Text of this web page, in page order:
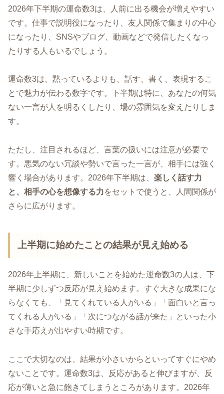
2026年下半期の運命数3は、人前に出る機会が増えやすい
です。仕事で説明役になったり、友人関係で集まりの中心
になったり、SNSやブログ、動画などで発信したくなっ
たりする人もいるでしょう。
運命数3は、黙っているよりも、話す、書く、表現するこ
とで魅力が伝わる数字です。下半期は特に、あなたの何気
ない一言が人を明るくしたり、場の雰囲気を変えたりしま
す。
ただし、注目されるほど、言葉の扱いには注意が必要で
す。悪気のない冗談や勢いで言った一言が、相手には強く
響く場合があります。2026年下半期は、 楽しく話す力
と、相手の心を想像する力をセットで使うと、人間関係が
さらに広がります。
上半期に始めたことの結果が見え始める
2026年上半期に、新しいことを始めた運命数3の人は、下
半期に少しずつ反応が見え始めます。すぐ大きな成果にな
らなくても、「見てくれている人がいる」「面白いと言っ
てくれる人がいる」「次につながる話が来た」といった小
さな手応えが出やすい時期です。
ここで大切なのは、結果が小さいからといってすぐにやめ
ないことです。運命数3は、反応があると伸びますが、反
応が薄いと急に飽きてしまうところがあります。2026年